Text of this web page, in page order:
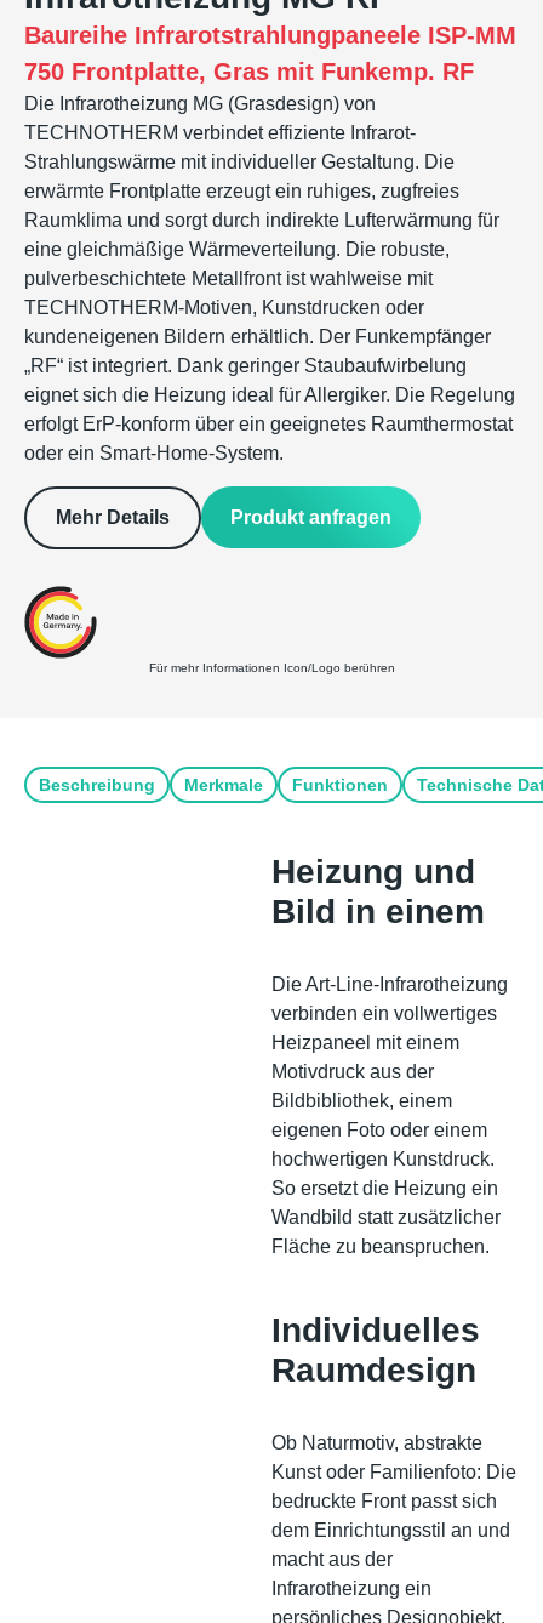
Baureihe Infrarotstrahlungpaneele ISP-MM
750 Frontplatte, Gras mit Funkemp. RF
Die Infrarotheizung MG (Grasdesign) von
TECHNOTHERM verbindet effiziente Infrarot-
Strahlungswärme mit individueller Gestaltung. Die
erwärmte Frontplatte erzeugt ein ruhiges, zugfreies
Raumklima und sorgt durch indirekte Lufterwärmung für
eine gleichmäßige Wärmeverteilung. Die robuste,
pulverbeschichtete Metallfront ist wahlweise mit
TECHNOTHERM-Motiven, Kunstdrucken oder
kundeneigenen Bildern erhältlich. Der Funkempfänger
„RF“ ist integriert. Dank geringer Staubaufwirbelung
eignet sich die Heizung ideal für Allergiker. Die Regelung
erfolgt ErP-konform über ein geeignetes Raumthermostat
oder ein Smart-Home-System.
Mehr Details Produkt anfragen
Für mehr Informationen Icon/Logo berühren
Beschreibung Merkmale Funktionen Technische
Heizung und
Bild in einem
Die Art-Line-Infrarotheizung
verbinden ein vollwertiges
Heizpaneel mit einem
Motivdruck aus der
Bildbibliothek, einem
eigenen Foto oder einem
hochwertigen Kunstdruck.
So ersetzt die Heizung ein
Wandbild statt zusätzlicher
Fläche zu beanspruchen.
Individuelles
Raumdesign
Ob Naturmotiv, abstrakte
Kunst oder Familienfoto: Die
bedruckte Front passt sich
dem Einrichtungsstil an und
macht aus der
Infrarotheizung ein
persönliches Designobjekt.